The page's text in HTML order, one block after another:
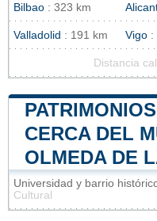
Bilbao : 323 km
Valladolid : 191 km Vigo :
Distancia
CERCA DEL
OLMEDA DE
Universidad y barrio
Cultural